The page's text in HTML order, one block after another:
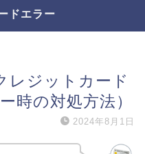
ドエラー
レジットカード
時の対処方法）
2024年8月1日